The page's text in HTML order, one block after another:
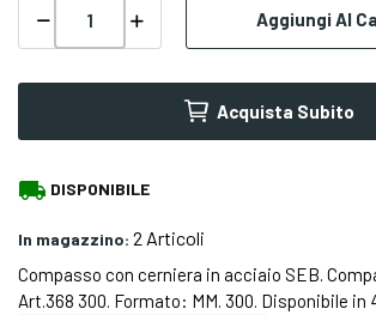
Aggiungi Al
Acquista Subito
local_shipping DISPONIBILE
In magazzino: 2 Articoli
Compasso con cerniera in acciaio SEB.
Art.368 300. Formato: MM. 300. Disponibile in